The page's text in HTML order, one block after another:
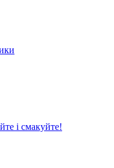
і смакуйте!